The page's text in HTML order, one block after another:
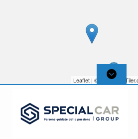
Leaflet | © 2026,